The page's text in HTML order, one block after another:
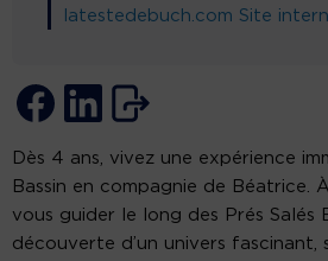
latestedebuch.com Site
Dès 4 ans, vivez une expérience
Bassin en compagnie de Béatrice.
vous guider le long des Prés Salés
découverte d’un univers fascinant,